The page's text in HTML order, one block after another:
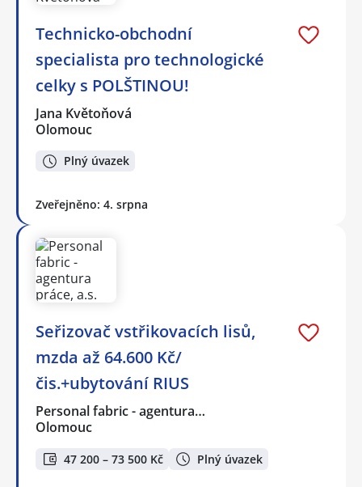
Technicko-obchodní
specialista pro technologické
celky s POLŠTINOU!
Jana Květoňová
Olomouc
Plný úvazek
Zveřejněno: 4. srpna
Seřizovač vstřikovacích lisů,
mzda až 64.600 Kč/
čis.+ubytování RIUS
Personal fabric - agentura…
Olomouc
47 200 – 73 500 Kč Plný úvazek